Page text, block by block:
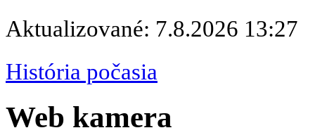
Aktualizované: 7.8.2026 13:27
História počasia
Web kamera